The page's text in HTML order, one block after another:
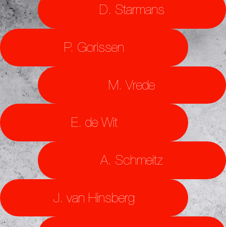
D. Starmans
P. Gorissen
M. Vrede
E. de Wit
A. Schmeitz
J. van Hinsberg